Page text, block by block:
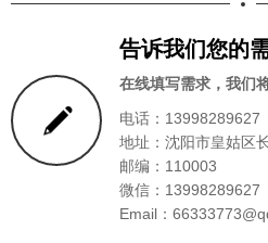
告诉我们您的
在线填写需求，我们
电话：13998289627
地址：沈阳市皇姑区
邮编：110003
微信：13998289627
Email：